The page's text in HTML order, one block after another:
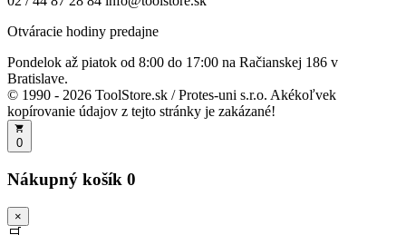
Otváracie hodiny predajne
Pondelok až piatok od 8:00 do 17:00 na Račianskej 186 v
Bratislave.
© 1990 - 2026 ToolStore.sk / Protes-uni s.r.o. Akékoľvek
kopírovanie údajov z tejto stránky je zakázané!
0
Nákupný košík 0
×